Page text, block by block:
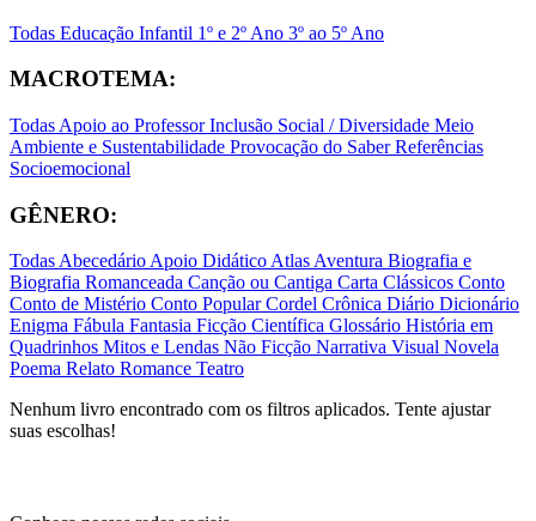
Todas Educação Infantil 1º e 2º Ano 3º ao 5º Ano
MACROTEMA:
Todas Apoio ao ProfessorInclusão Social / Diversidade Meio
Ambiente e Sustentabilidade Provocação do SaberReferências
Socioemocional
GÊNERO:
TodasAbecedárioApoio DidáticoAtlasAventura Biografia e
Biografia Romanceada Canção ou Cantiga Carta Clássicos Conto
Conto de Mistério Conto PopularCordel Crônica Diário Dicionário
Enigma Fábula Fantasia Ficção Científica Glossário História em
Quadrinhos Mitos e Lendas Não Ficção Narrativa Visual Novela
Poema Relato Romance Teatro
Nenhum livro encontrado com os filtros aplicados. Tente ajustar
suas escolhas!